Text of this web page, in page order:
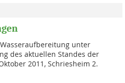
unter
des aktuellen Standes der
2011, Schriesheim 2.